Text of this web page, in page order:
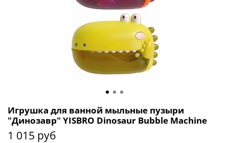
Игрушка для ванной мыльные пузыри
"Динозавр" YISBRO Dinosaur Bubble Machine
1 015 руб